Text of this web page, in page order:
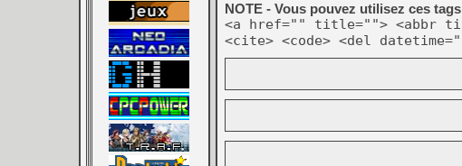
NOTE - Vous pouvez utilisez ces
<a href="" title=""> <abbr
<cite> <code> <del